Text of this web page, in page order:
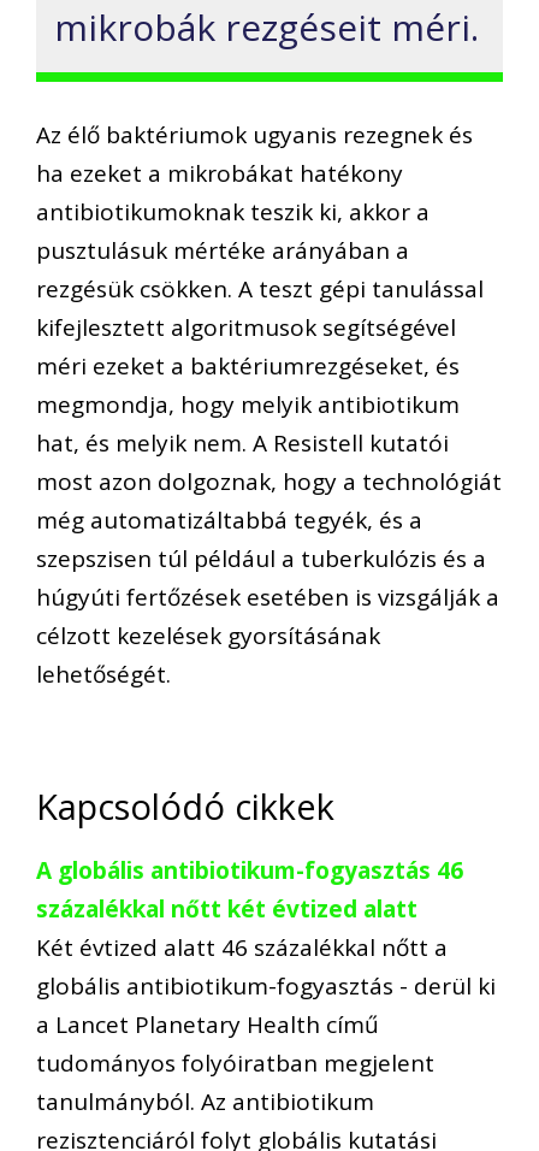
mikrobák rezgéseit méri.
Az élő baktériumok ugyanis rezegnek és
ha ezeket a mikrobákat hatékony
antibiotikumoknak teszik ki, akkor a
pusztulásuk mértéke arányában a
rezgésük csökken. A teszt gépi tanulással
kifejlesztett algoritmusok segítségével
méri ezeket a baktériumrezgéseket, és
megmondja, hogy melyik antibiotikum
hat, és melyik nem. A Resistell kutatói
most azon dolgoznak, hogy a technológiát
még automatizáltabbá tegyék, és a
szepszisen túl például a tuberkulózis és a
húgyúti fertőzések esetében is vizsgálják a
célzott kezelések gyorsításának
lehetőségét.
Kapcsolódó cikkek
A globális antibiotikum-fogyasztás 46
százalékkal nőtt két évtized alatt
Két évtized alatt 46 százalékkal nőtt a
globális antibiotikum-fogyasztás - derül ki
a Lancet Planetary Health című
tudományos folyóiratban megjelent
tanulmányból. Az antibiotikum
rezisztenciáról folyt globális kutatási